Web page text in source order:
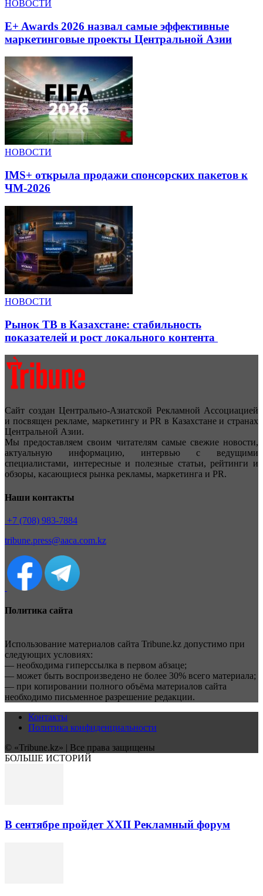
НОВОСТИ
E+ Awards 2026 назвал самые эффективные
маркетинговые проекты Центральной Азии
НОВОСТИ
IMS+ открыла продажи спонсорских пакетов к
ЧМ-2026
НОВОСТИ
Рынок ТВ в Казахстане: стабильность
показателей и рост локального контента
Сайт создан Центрально-Азиатской Рекламной Ассоциацией
и посвящен рекламе, маркетингу и PR в Казахстане и странах
Центральной Азии.
Мы предоставляем своим читателям самые свежие новости,
актуальную информацию, интервью с ведущими
специалистами, интересные и полезные статьи, рейтинги и
обзоры, касающиеся рынка рекламы, маркетинга и PR.
Наши контакты
+7 (708) 983-7884
tribune.press@aaca.com.kz
Политика сайта
Использование материалов сайта Tribune.kz допустимо при
следующих условиях:
— необходима гиперссылка в первом абзаце;
— может быть воспроизведено не более 30% всего материала;
— при копировании полного объёма материалов сайта
необходимо письменное разрешение редакции.
Контакты
Политика конфиденциальности
© «Tribune.kz» | Все права защищены
БОЛЬШЕ ИСТОРИЙ
В сентябре пройдет XXII Рекламный форум